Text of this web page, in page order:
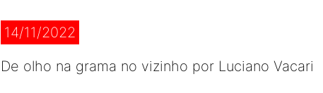
14/11/2022
De olho na grama no vizinho por Luciano Vacari